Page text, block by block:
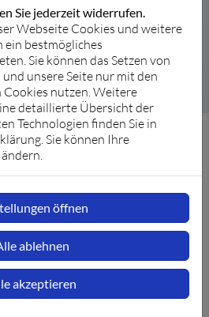
für Ihr Smart Home
und Beratung
hochwertige Produkte
Sie jederzeit widerrufen.
Webseite Cookies und weitere
ein bestmögliches
Sie können das Setzen von
unsere Seite nur mit den
nutzen. Weitere
detaillierte Übersicht der
Technologien finden Sie in
Sie können Ihre
öffnen
ablehnen
akzeptieren